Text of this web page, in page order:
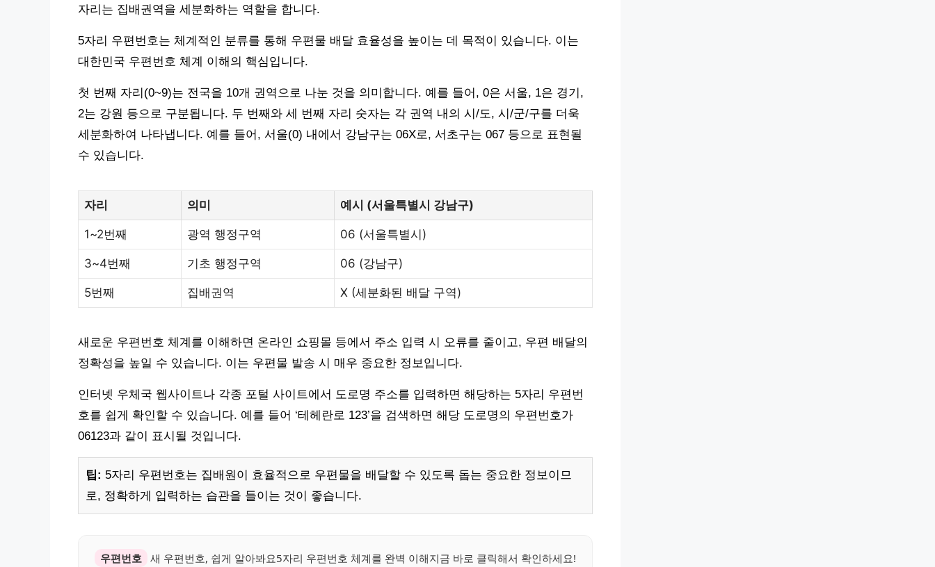
자리는 집배권역을 세분화하는 역할을 합니다.
5자리 우편번호는 체계적인 분류를 통해 우편물 배달 효율성을 높이는 데 목적이 있습니다. 이는
대한민국 우편번호 체계 이해의 핵심입니다.
첫 번째 자리(0~9)는 전국을 10개 권역으로 나눈 것을 의미합니다. 예를 들어, 0은 서울, 1은 경기,
2는 강원 등으로 구분됩니다. 두 번째와 세 번째 자리 숫자는 각 권역 내의 시/도, 시/군/구를 더욱
세분화하여 나타냅니다. 예를 들어, 서울(0) 내에서 강남구는 06X로, 서초구는 067 등으로 표현될
수 있습니다.
자리 의미 예시 (서울특별시 강남구)
1~2번째 광역 행정구역 06 (서울특별시)
3~4번째 기초 행정구역 06 (강남구)
5번째 집배권역 X (세분화된 배달 구역)
새로운 우편번호 체계를 이해하면 온라인 쇼핑몰 등에서 주소 입력 시 오류를 줄이고, 우편 배달의
정확성을 높일 수 있습니다. 이는 우편물 발송 시 매우 중요한 정보입니다.
인터넷 우체국 웹사이트나 각종 포털 사이트에서 도로명 주소를 입력하면 해당하는 5자리 우편번
호를 쉽게 확인할 수 있습니다. 예를 들어 ‘테헤란로 123’을 검색하면 해당 도로명의 우편번호가
06123과 같이 표시될 것입니다.
팁: 5자리 우편번호는 집배원이 효율적으로 우편물을 배달할 수 있도록 돕는 중요한 정보이므
로, 정확하게 입력하는 습관을 들이는 것이 좋습니다.
우편번호 새 우편번호, 쉽게 알아봐요5자리 우편번호 체계를 완벽 이해지금 바로 클릭해서 확인하세요!